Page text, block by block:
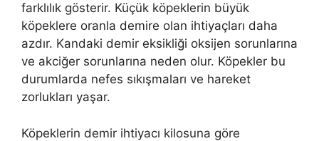
farklılık gösterir. Küçük köpeklerin büyük
köpeklere oranla demire olan ihtiyaçları daha
azdır. Kandaki demir eksikliği oksijen sorunlarına
ve akciğer sorunlarına neden olur. Köpekler bu
durumlarda nefes sıkışmaları ve hareket
zorlukları yaşar.
Köpeklerin demir ihtiyacı kilosuna göre